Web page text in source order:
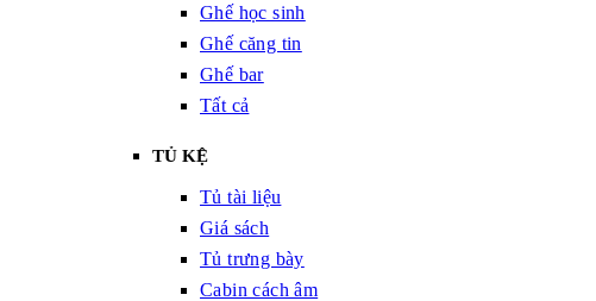
Ghế học sinh
Ghế căng tin
Ghế bar
Tất cả
TỦ KỆ
Tủ tài liệu
Giá sách
Tủ trưng bày
Cabin cách âm